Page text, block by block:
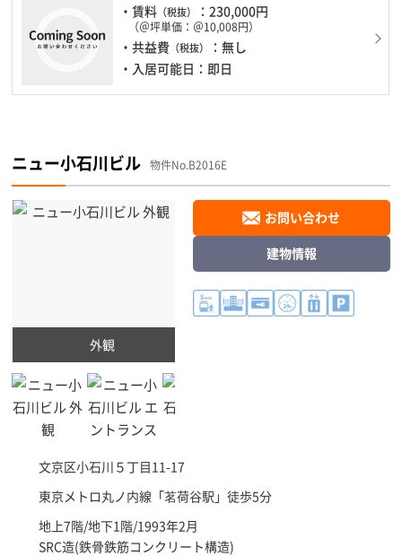
・賃料 （税抜） ：230,000円
（＠坪単価：＠10,008円）
・共益費 （税抜）
：無し
・入居可能日：即日
ニュー小石川ビル 物件No.B2016E
外観
文京区小石川５丁目11-17
東京メトロ丸ノ内線「茗荷谷駅 」徒歩5分
地上7階/地下1階/1993年2月
SRC造(鉄骨鉄筋コンクリート構造)
お問い合わせ
建物情報